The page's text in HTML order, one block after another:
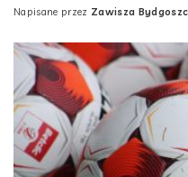
Posted
Napisane przez Zawisza